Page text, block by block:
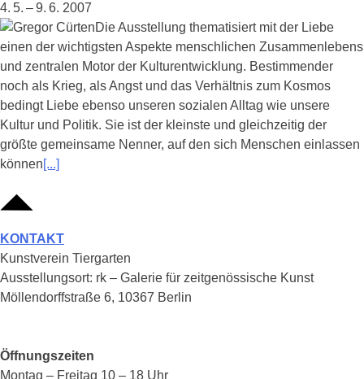
4. 5. – 9. 6. 2007
Die Ausstellung thematisiert mit der Liebe
einen der wichtigsten Aspekte menschlichen Zusammenlebens
und zentralen Motor der Kulturentwicklung. Bestimmender
noch als Krieg, als Angst und das Verhältnis zum Kosmos
bedingt Liebe ebenso unseren sozialen Alltag wie unsere
Kultur und Politik. Sie ist der kleinste und gleichzeitig der
größte gemeinsame Nenner, auf den sich Menschen einlassen
können[...]
KONTAKT
Kunstverein Tiergarten
Ausstellungsort: rk – Galerie für zeitgenössische Kunst
Möllendorffstraße 6, 10367 Berlin
Öffnungszeiten
Montag – Freitag 10 – 18 Uhr